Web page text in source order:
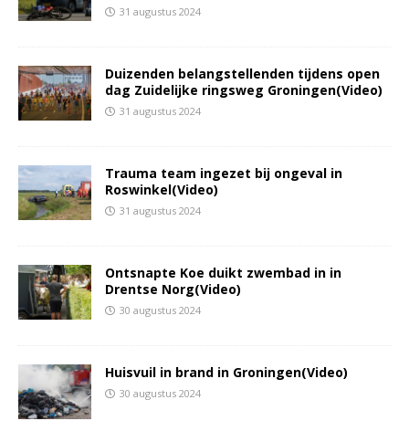
31 augustus 2024
Duizenden belangstellenden tijdens open
dag Zuidelijke ringsweg Groningen(Video)
31 augustus 2024
Trauma team ingezet bij ongeval in
Roswinkel(Video)
31 augustus 2024
Ontsnapte Koe duikt zwembad in in
Drentse Norg(Video)
30 augustus 2024
Huisvuil in brand in Groningen(Video)
30 augustus 2024